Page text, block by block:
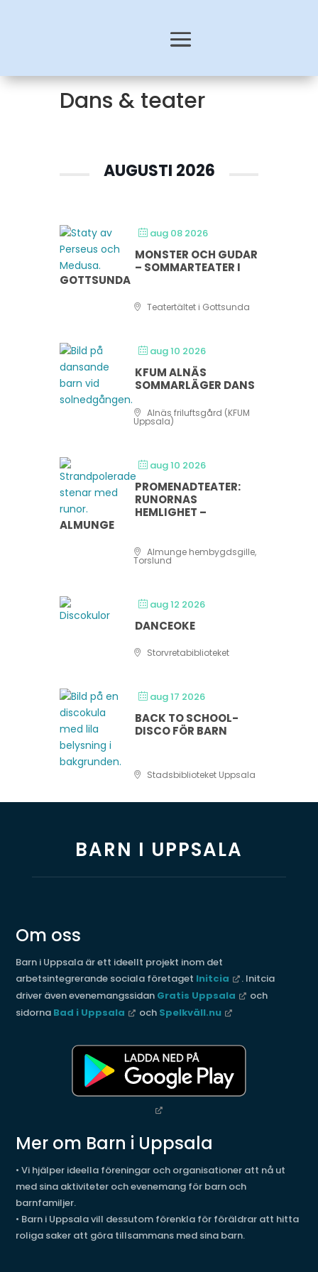
Dans & teater
AUGUSTI 2026
aug 08 2026
MONSTER OCH GUDAR
– SOMMARTEATER I
GOTTSUNDA
Teatertältet i Gottsunda
aug 10 2026
KFUM ALNÄS
SOMMARLÄGER DANS
Alnäs friluftsgård (KFUM
Uppsala)
aug 10 2026
PROMENADTEATER:
RUNORNAS
HEMLIGHET –
ALMUNGE
Almunge hembygdsgille,
Torslund
aug 12 2026
DANCEOKE
Storvretabiblioteket
aug 17 2026
BACK TO SCHOOL-
DISCO FÖR BARN
Stadsbiblioteket Uppsala
BARN I UPPSALA
Om oss
Barn i Uppsala är ett ideellt projekt inom det
arbetsintegrerande sociala företaget Initcia
. Initcia
driver även evenemangssidan Gratis Uppsala
och
sidorna Bad i Uppsala och Spelkväll.nu
Mer om Barn i Uppsala
• Vi hjälper ideella föreningar och organisationer att nå ut
med sina aktiviteter och evenemang för barn och
barnfamiljer.
• Barn i Uppsala vill dessutom förenkla för föräldrar att hitta
roliga saker att göra tillsammans med sina barn.